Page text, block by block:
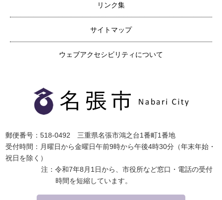
リンク集
サイトマップ
ウェブアクセシビリティについて
郵便番号：518-0492 三重県名張市鴻之台1番町1番地
受付時間：月曜日から金曜日午前9時から午後4時30分（年末年始・
祝日を除く）
注：令和7年8月1日から、市役所など窓口・電話の受付
時間を短縮しています。